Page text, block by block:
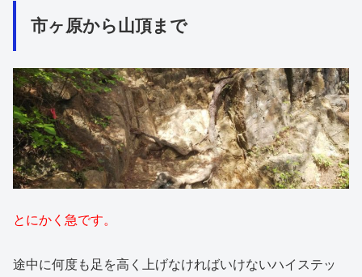
市ヶ原から山頂まで
とにかく急です。
途中に何度も足を高く上げなければいけないハイステッ